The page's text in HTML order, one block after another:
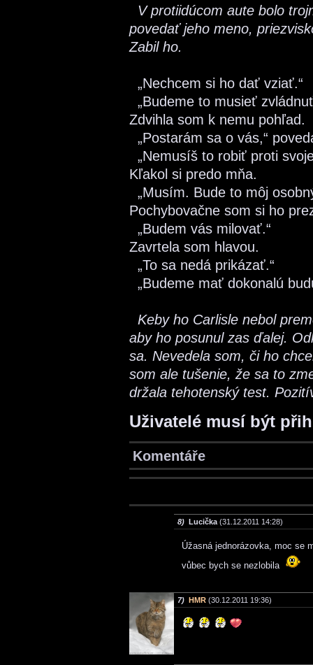
V protiidúcom aute bolo
povedať jeho meno,
Zabil ho.
„Nechcem si ho dať vziať.“
„Budeme to musieť
Zdvihla som k nemu pohľad.
„Postarám sa o vás,“
„Nemusíš to robiť proti
Kľakol si predo mňa.
„Musím. Bude to môj
Pochybovačne som si ho
„Budem vás milovať.“
Zavrtela som hlavou.
„To sa nedá prikázať.“
„Budeme mať dokonalú
Keby ho Carlisle nebol
aby ho posunul zas ďalej.
sa. Nevedela som, či ho
som ale tušenie, že sa to
držala tehotenský test.
Uživatelé musí být
Komentáře
8) Lucička (31.12.2011 14:28)
Úžasná jednorázovka, moc se
vůbec bych se nezlobila
7) HMR (30.12.2011 19:36)